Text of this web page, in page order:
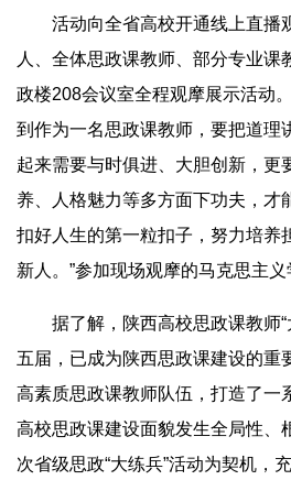
活动向全省高校开通线上直播
人、全体思政课教师、部分专业课
政楼208会议室全程观摩展示活动
到作为一名思政课教师，要把道理
起来需要与时俱进、大胆创新，更
养、人格魅力等多方面下功夫，才
扣好人生的第一粒扣子，努力培养
新人。”参加现场观摩的马克思主义
据了解，陕西高校思政课教师
五届，已成为陕西思政课建设的重
高素质思政课教师队伍，打造了一
高校思政课建设面貌发生全局性、
次省级思政“大练兵”活动为契机，